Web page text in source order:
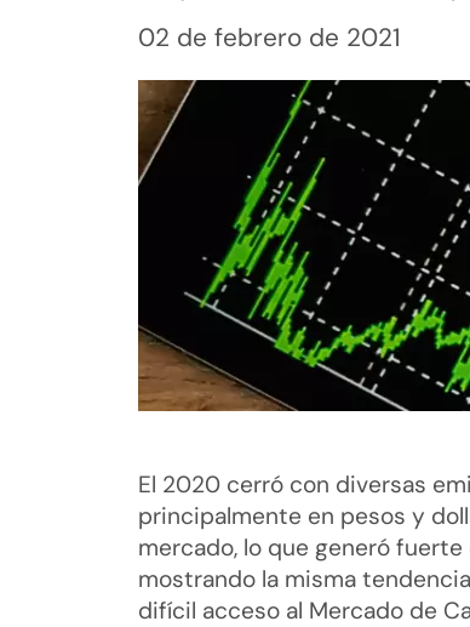
02 de febrero de 2021
El 2020 cerró con diversas
principalmente en pesos y
mercado, lo que generó
mostrando la misma
difícil acceso al Mercado de